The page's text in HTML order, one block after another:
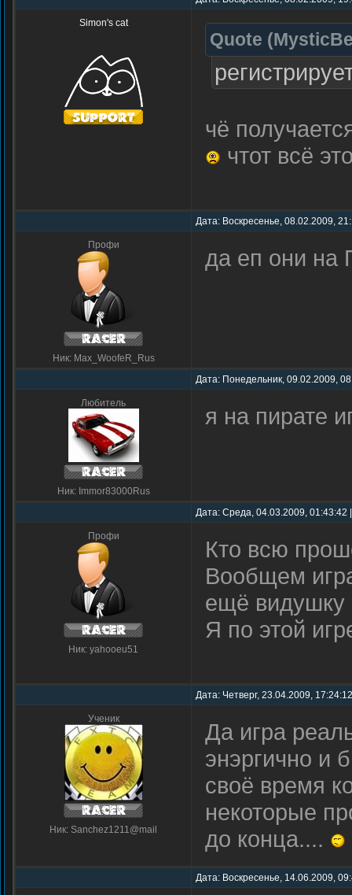
Simon's cat
Quote (
чё
чтот всё
Дата: Воскресенье, 08.02.2009,
Профи
Ник: Max_WoofeR_Rus
да еп они на
Дата: Понедельник, 09.02.2009,
Любитель
Ник: Immor83000Rus
я на пирате
Дата: Среда, 04.03.2009,
Профи
Ник: yahooeu51
Кто всю
Вообщем
ещё видушку
Я по этой
Дата: Четверг, 23.04.2009,
Ученик
Ник: Sanchez1211@mail
Да игра
энэргично и
своё время
некоторые
до конца....
Дата: Воскресенье, 14.06.2009,